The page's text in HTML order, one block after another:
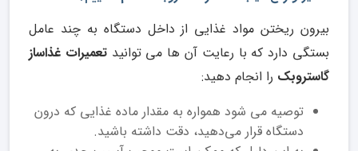
بیرون ریختن مواد غذایی از داخل دستگاه به چند عامل
بستگی دارد که با رعایت آن ها می توانیدتعمیرات غذاساز
گاستروبک را انجام دهید:
توصیه می ‌شود همواره به مقدار ماده غذایی که درون
دستگاه قرار می‌دهید، دقت داشته باشید.